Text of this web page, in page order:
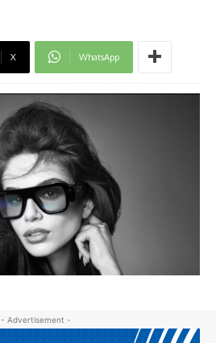
X WhatsApp
- Advertisement -